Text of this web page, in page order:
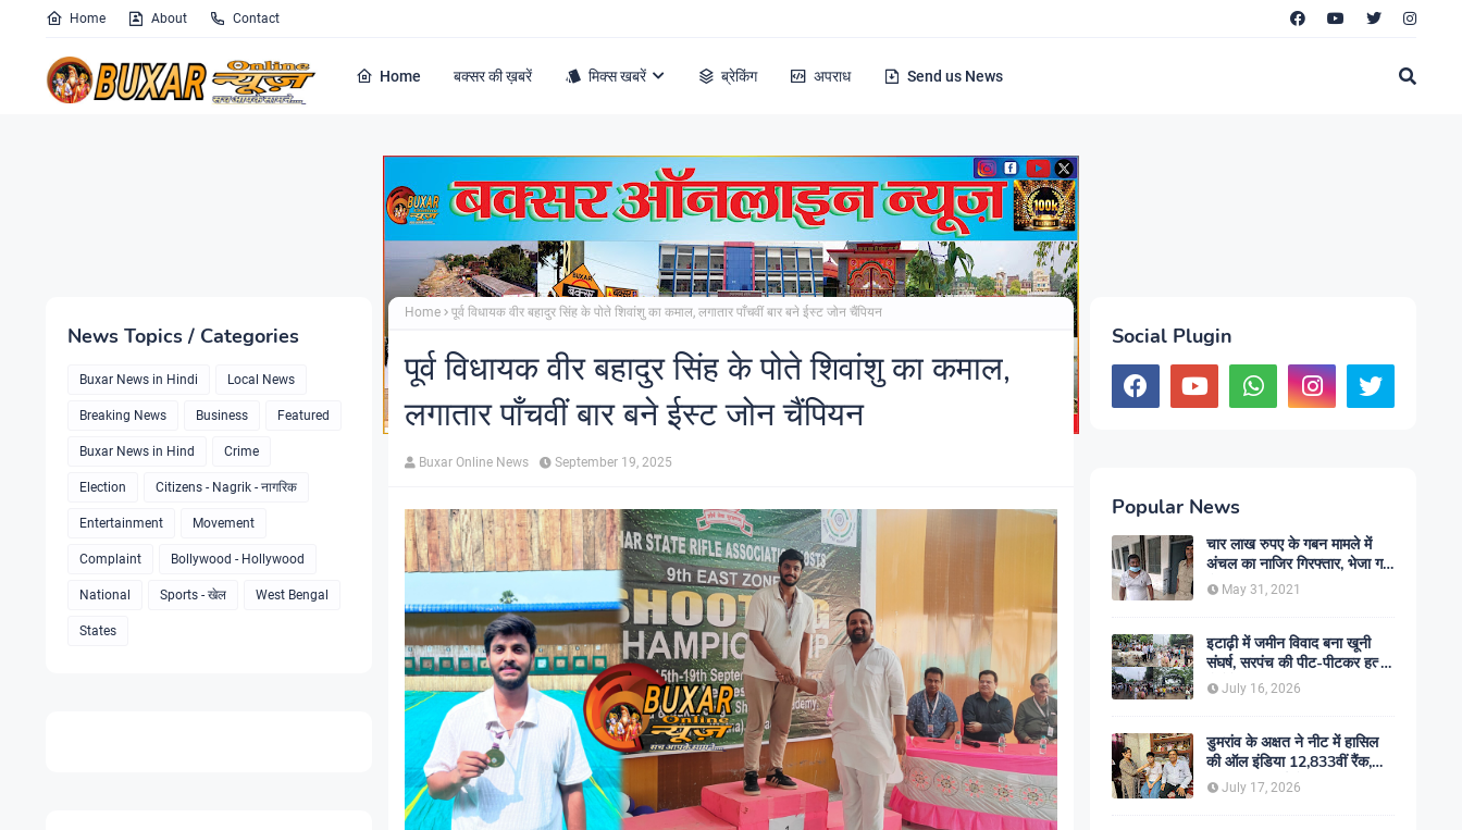
Home About Contact
Home बक्सर की ख़बरें मिक्स खबरें ब्रेकिंग अपराध Send us News
News Topics / Categories
Buxar News in Hindi Local News
Breaking News Business Featured
Buxar News in Hind Crime
Election Citizens - Nagrik - नागरिक
Entertainment Movement
Complaint Bollywood - Hollywood
National Sports - खेल West Bengal
States
Home पूर्व विधायक वीर बहादुर सिंह के पोते शिवांशु का कमाल, लगातार पाँचवीं बार बने ईस्ट जोन चैंपियन
पूर्व विधायक वीर बहादुर सिंह के पोते शिवांशु का कमाल,
लगातार पाँचवीं बार बने ईस्ट जोन चैंपियन
Buxar Online News September 19, 2025
Social Plugin
Popular News
चार लाख रुपए के गबन मामले में
अंचल का नाजिर गिरफ्तार, भेजा गया
जेल- sent jail
May 31, 2021
इटाढ़ी में जमीन विवाद बना खूनी
संघर्ष, सरपंच की पीट-पीटकर हत्या;
दो बेटे घायल, सड़क जाम
July 16, 2026
डुमरांव के अक्षत ने नीट में हासिल
की ऑल इंडिया 12,833वीं रैंक,
ऑनलाइन पढ़ाई से रचा सफलता का
इतिहास
July 17, 2026